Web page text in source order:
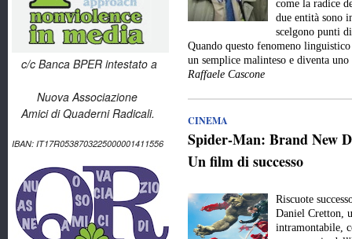
c/c Banca BPER intestato a
Nuova Associazione
Amici di Quaderni Radicali.
IBAN: IT17R0538703225000001411556
come la radice
due entità sono
scelgono punti
Quando questo fenomeno
un semplice malinteso e diventa
Raffaele Cascone
CINEMA
Spider-Man: Brand New
Un film di successo
Riscuote
Daniel Cretton,
intramontabile,